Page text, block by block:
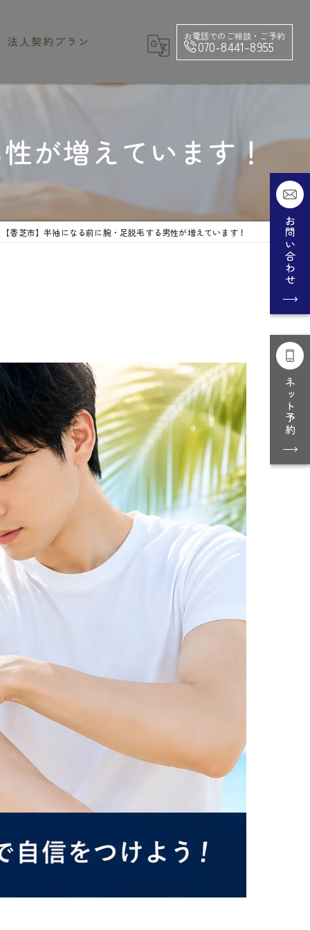
お問い合わせ
ネット予約
お電話でのご相談・ご予約
070-8441-8955
法人契約プラン
法人契約プラン料金表
が増えています！
【香芝市】半袖になる前に腕・足脱毛する男性が増えています！